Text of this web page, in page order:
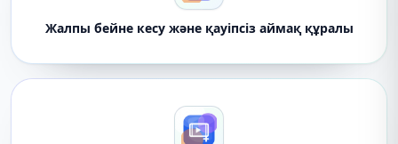
Жалпы бейне кесу және қауіпсіз аймақ құралы